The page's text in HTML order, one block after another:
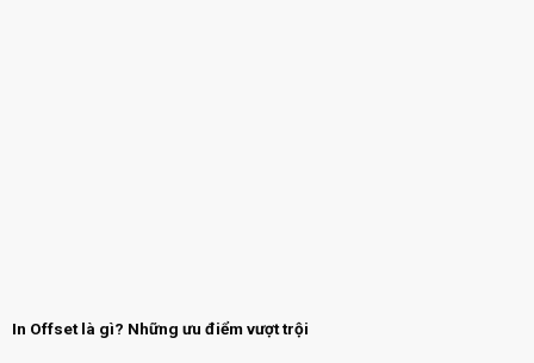
In Offset là gì? Những ưu điểm vượt trội